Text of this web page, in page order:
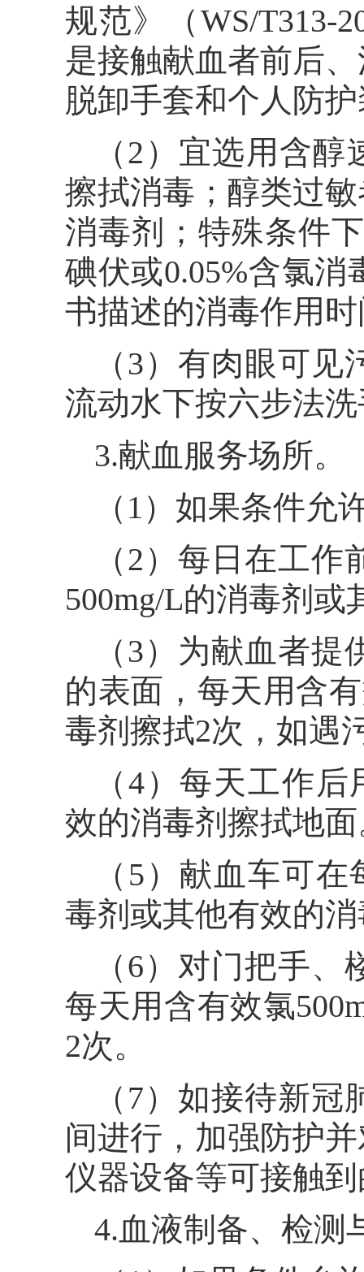
规范》（WS/T313-
是接触献血者前后
脱卸手套和个人防
（2）宜选用含
擦拭消毒；醇类过
消毒剂；特殊条件
碘伏或0.05%含氯
书描述的消毒作用
（3）有肉眼可
流动水下按六步法
3.献血服务场所。
（1）如果条件允
（2）每日在工
500mg/L的消毒剂
（3）为献血者
的表面，每天用含
毒剂擦拭2次，如遇
（4）每天工作
效的消毒剂擦拭地
（5）献血车可
毒剂或其他有效的
（6）对门把手
每天用含有效氯
2次。
（7）如接待新
间进行，加强防护
仪器设备等可接触
4.血液制备、检测